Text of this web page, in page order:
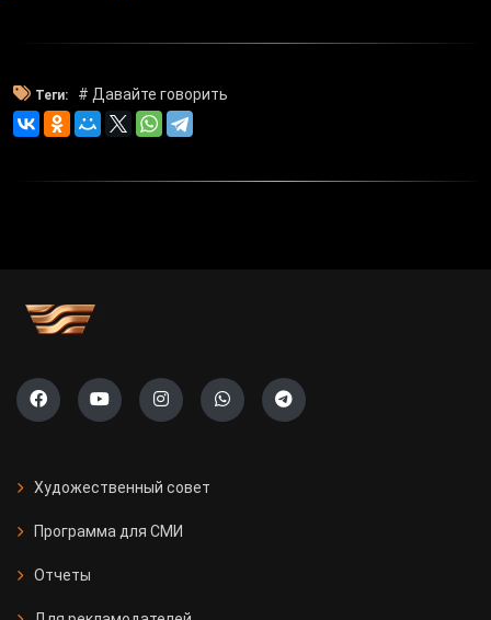
Теги: # Давайте говорить
Художественный совет
Программа для СМИ
Отчеты